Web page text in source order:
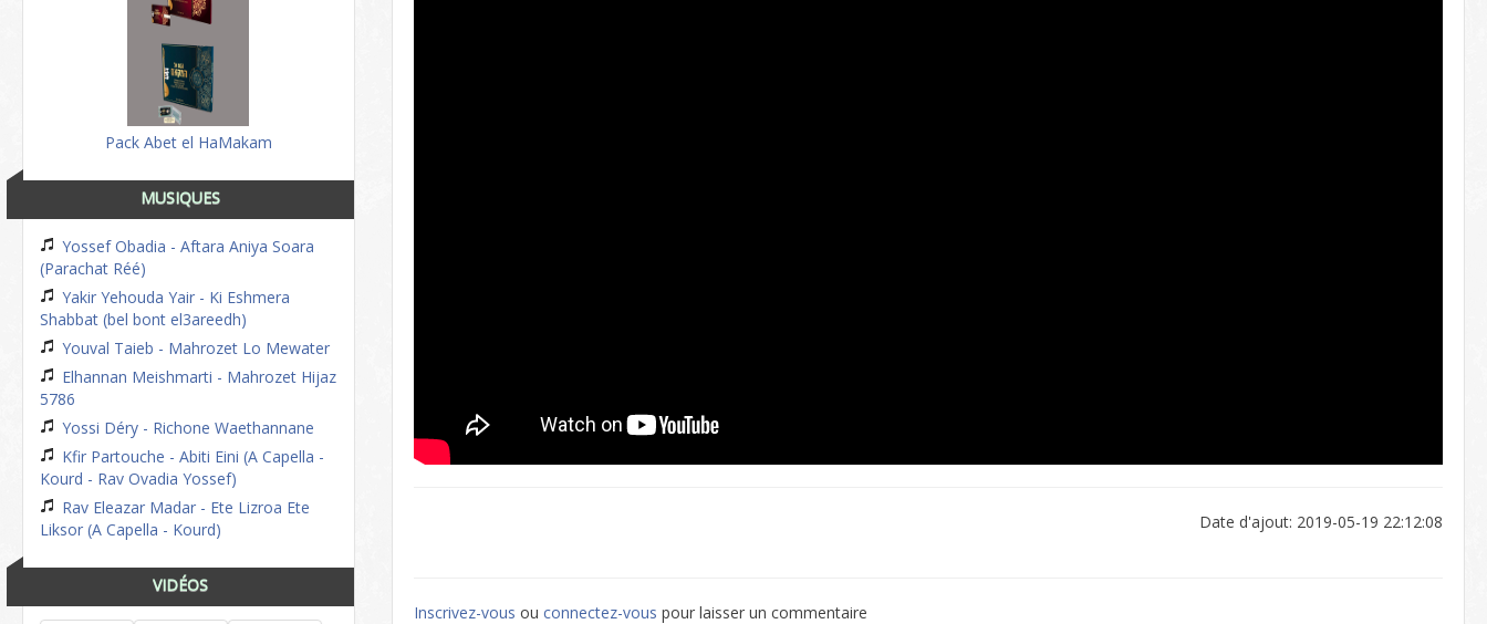
Pack Abet el HaMakam
MUSIQUES
Yossef Obadia - Aftara Aniya Soara
(Parachat Réé)
Yakir Yehouda Yair - Ki Eshmera
Shabbat (bel bont el3areedh)
Youval Taieb - Mahrozet Lo Mewater
Elhannan Meishmarti - Mahrozet Hijaz
5786
Yossi Déry - Richone Waethannane
Kfir Partouche - Abiti Eini (A Capella -
Kourd - Rav Ovadia Yossef)
Rav Eleazar Madar - Ete Lizroa Ete
Liksor (A Capella - Kourd)
VIDÉOS
Date d'ajout: 2019-05-19 22:12:08
Inscrivez-vous ouconnectez-vous pour laisser un commentaire